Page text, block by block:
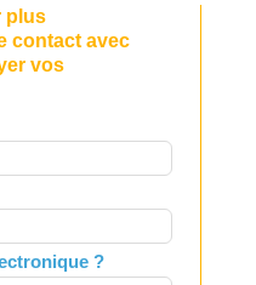
plus
contact avec
vos
?